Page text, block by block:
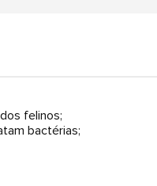
felinos;
bactérias;